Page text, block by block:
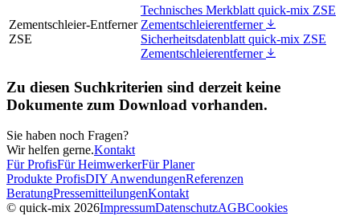
Zementschleier-Entferner
ZSE
Technisches Merkblatt quick-mix ZSE
Zementschleierentferner
Sicherheitsdatenblatt quick-mix ZSE
Zementschleierentferner
Zu diesen Suchkriterien sind derzeit keine
Dokumente zum Download vorhanden.
Sie haben noch Fragen?
Wir helfen gerne.Kontakt
Für ProfisFür HeimwerkerFür Planer
Produkte ProfisDIY AnwendungenReferenzen
BeratungPressemitteilungenKontakt
© quick-mix 2026ImpressumDatenschutzAGBCookies